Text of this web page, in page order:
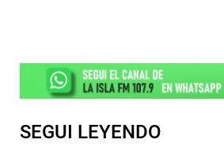
SEGUI LEYENDO